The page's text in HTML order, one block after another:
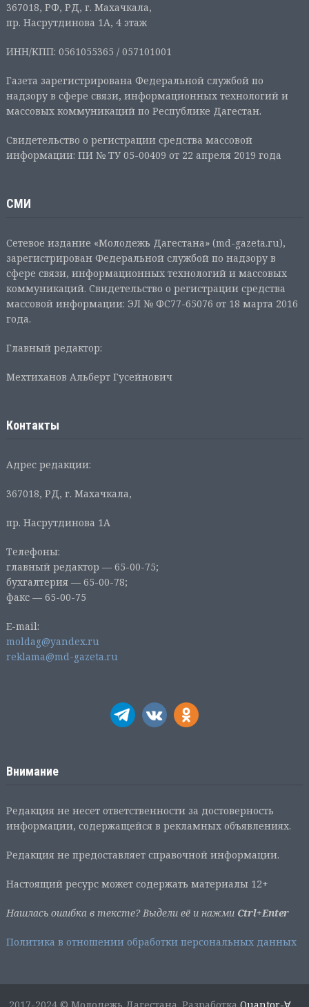
367018, РФ, РД, г. Махачкала,
пр. Насрутдинова 1А, 4 этаж
ИНН/КПП: 0561055365 / 057101001
Газета зарегистрирована Федеральной службой по
надзору в сфере связи, информационных технологий и
массовых коммуникаций по Республике Дагестан.
Свидетельство о регистрации средства массовой
информации: ПИ № ТУ 05-00409 от 22 апреля 2019 года
СМИ
Сетевое издание «Молодежь Дагестана» (md-gazeta.ru),
зарегистрирован Федеральной службой по надзору в
сфере связи, информационных технологий и массовых
коммуникаций. Свидетельство о регистрации средства
массовой информации: ЭЛ № ФС77-65076 от 18 марта 2016
года.
Главный редактор:
Мехтиханов Альберт Гусейнович
Контакты
Адрес редакции:
367018, РД, г. Махачкала,
пр. Насрутдинова 1А
Телефоны:
главный редактор — 65-00-75;
бухгалтерия — 65-00-78;
факс — 65-00-75
E-mail:
moldag@yandex.ru
reklama@md-gazeta.ru
Внимание
Редакция не несет ответственности за достоверность
информации, содержащейся в рекламных объявлениях.
Редакция не предоставляет справочной информации.
Настоящий ресурс может содержать материалы 12+
Нашлась ошибка в тексте? Выдели её и нажми Ctrl+Enter
Политика в отношении обработки персональных данных